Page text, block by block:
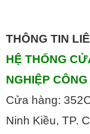
THÔNG TIN
HỆ THỐNG
NGHIỆP
Cửa hàng:
Ninh Kiều, TP.